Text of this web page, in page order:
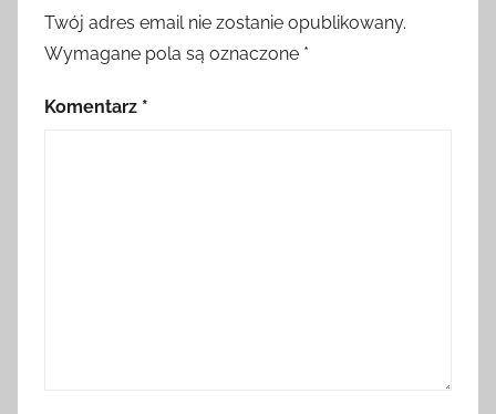
Twój adres email nie zostanie opublikowany.
Wymagane pola są oznaczone *
Komentarz *